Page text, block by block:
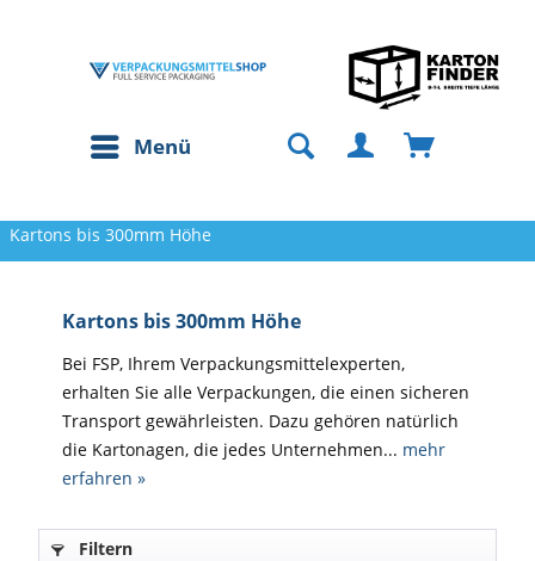
Menü
Kartons bis 300mm Höhe
Kartons bis 300mm Höhe
Bei FSP, Ihrem Verpackungsmittelexperten,
erhalten Sie alle Verpackungen, die einen sicheren
Transport gewährleisten. Dazu gehören natürlich
die Kartonagen, die jedes Unternehmen... mehr
erfahren »
Filtern